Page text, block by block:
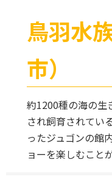
鳥羽水
市）
約1200種の海の生
され飼育されてい
ったジュゴンの館
ョーを楽しむこと